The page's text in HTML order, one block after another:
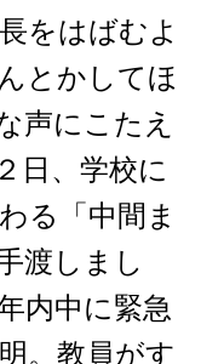
をはばむよ
とかしてほ
声にこたえ
日、学校に
る「中間ま
渡しまし
内中に緊急
。教員がす